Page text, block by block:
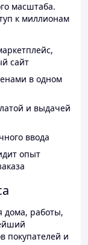
масштаба.
к миллионам
сайт
в одном
и выдачей
ввода
опыт
дома, работы,
покупателей и